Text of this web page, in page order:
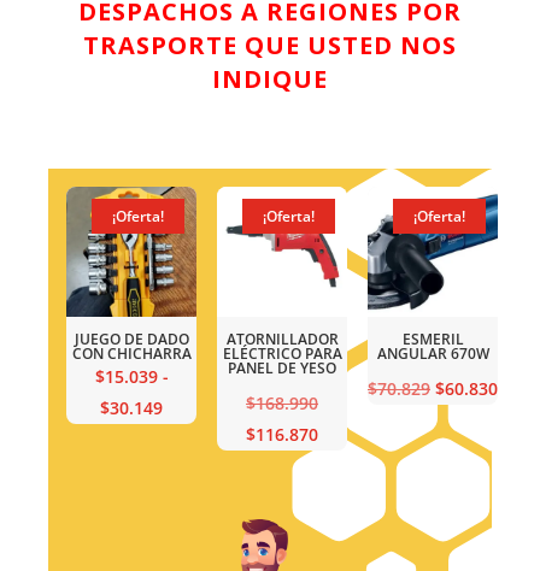
DESPACHOS A REGIONES POR
TRASPORTE QUE USTED NOS
INDIQUE
¡Oferta!
JUEGO DE DADO
CON CHICHARRA
$15.039 -
$30.149Rango
¡Oferta!
ATORNILLADOR
ELÉCTRICO PARA
PANEL DE YESO
$168.990El
precio
$168.990.
$116.870El
es:
$116.870.
¡Oferta!
ESMERIL
ANGULAR 670W
$70.829El
precio
original
$70.829.
$60.830El
actual